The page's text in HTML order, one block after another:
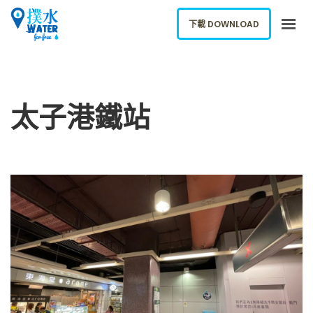
下載應用
網誌
ENGLISH
下載 DOWNLOAD
太子港鐵站
下載 DOWNLOAD